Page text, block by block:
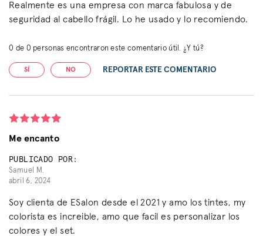
Realmente es una empresa con marca fabulosa y de
seguridad al cabello frágil. Lo he usado y lo recomiendo.
0 de 0 personas encontraron este comentario útil. ¿Y tú?
SÍ NO REPORTAR ESTE COMENTARIO
Me encanto
PUBLICADO POR:
Samuel M.
abril 6, 2024
Soy clienta de ESalon desde el 2021 y amo los tintes, my
colorista es increible, amo que facil es personalizar los
colores y el set.